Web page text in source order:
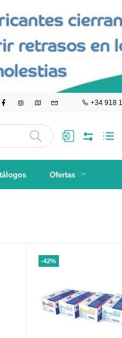
+34 918
Ofertas
-42%